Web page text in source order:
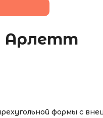
Арлетт
формы с